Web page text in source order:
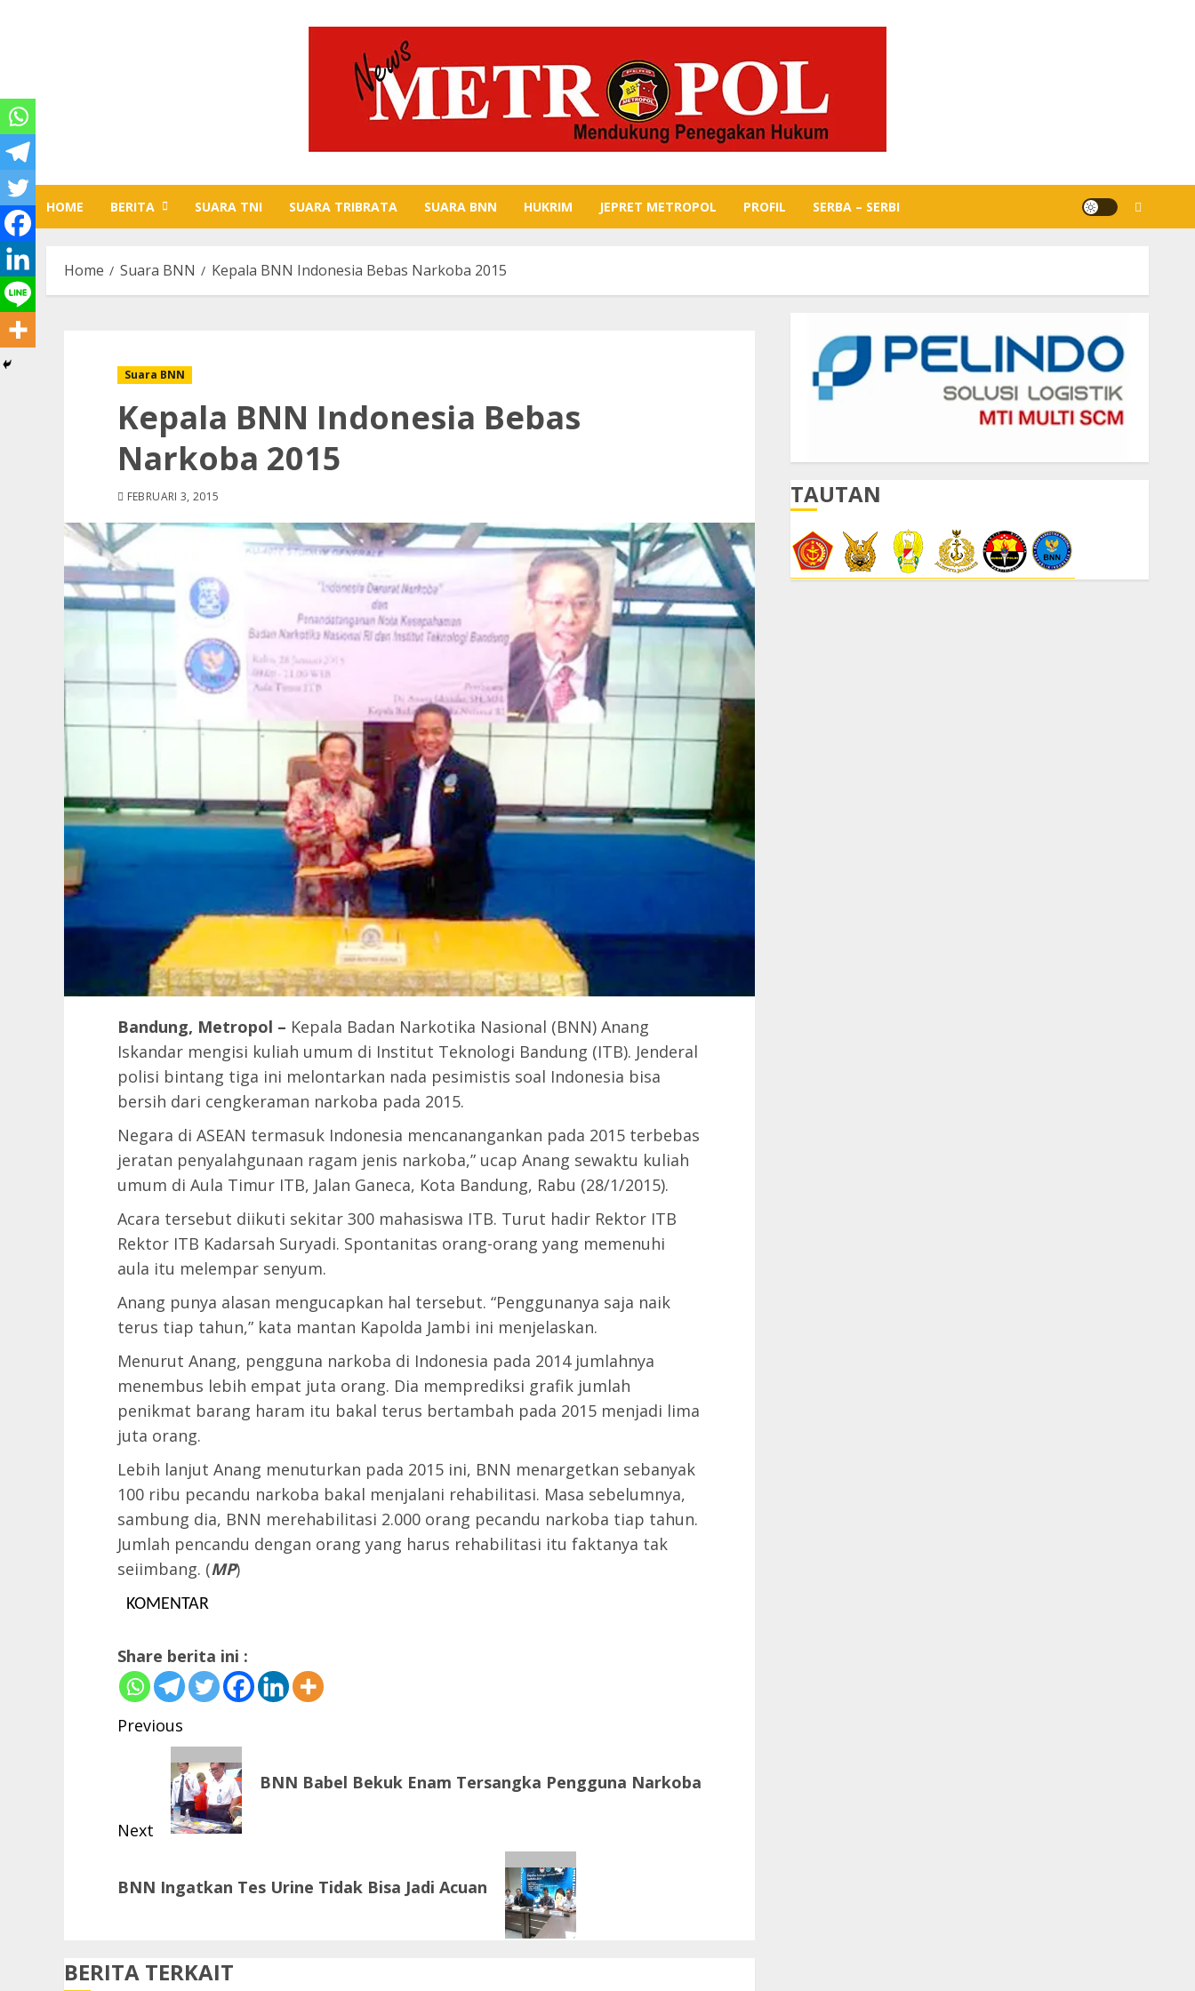
HOME BERITA SUARA TNI SUARA TRIBRATA SUARA BNN HUKRIM JEPRET METROPOL PROFIL SERBA – SERBI
Home Suara BNN Kepala BNN Indonesia Bebas Narkoba 2015
Suara BNN
Kepala BNN Indonesia Bebas
Narkoba 2015
FEBRUARI 3, 2015
Bandung, Metropol – Kepala Badan Narkotika Nasional (BNN) Anang
Iskandar mengisi kuliah umum di Institut Teknologi Bandung (ITB). Jenderal
polisi bintang tiga ini melontarkan nada pesimistis soal Indonesia bisa
bersih dari cengkeraman narkoba pada 2015.
Negara di ASEAN termasuk Indonesia mencanangankan pada 2015 terbebas
jeratan penyalahgunaan ragam jenis narkoba,” ucap Anang sewaktu kuliah
umum di Aula Timur ITB, Jalan Ganeca, Kota Bandung, Rabu (28/1/2015).
Acara tersebut diikuti sekitar 300 mahasiswa ITB. Turut hadir Rektor ITB
Rektor ITB Kadarsah Suryadi. Spontanitas orang-orang yang memenuhi
aula itu melempar senyum.
Anang punya alasan mengucapkan hal tersebut. “Penggunanya saja naik
terus tiap tahun,” kata mantan Kapolda Jambi ini menjelaskan.
Menurut Anang, pengguna narkoba di Indonesia pada 2014 jumlahnya
menembus lebih empat juta orang. Dia memprediksi grafik jumlah
penikmat barang haram itu bakal terus bertambah pada 2015 menjadi lima
juta orang.
Lebih lanjut Anang menuturkan pada 2015 ini, BNN menargetkan sebanyak
100 ribu pecandu narkoba bakal menjalani rehabilitasi. Masa sebelumnya,
sambung dia, BNN merehabilitasi 2.000 orang pecandu narkoba tiap tahun.
Jumlah pencandu dengan orang yang harus rehabilitasi itu faktanya tak
seiimbang. (MP)
KOMENTAR
Share berita ini :
Post
navigation
Previous
Previous
BNN Babel Bekuk Enam Tersangka Pengguna Narkoba
Next
post:
BNN Ingatkan Tes Urine Tidak Bisa Jadi Acuan
BERITA TERKAIT
TAUTAN